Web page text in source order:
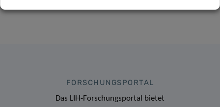
FORSCHUNGSPORTAL
Das LIH-Forschungsportal bietet